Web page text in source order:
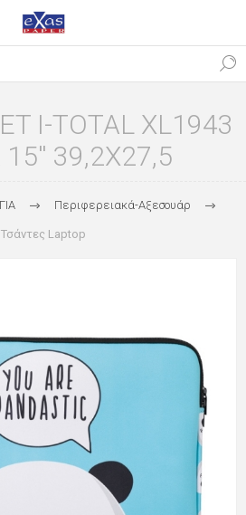
I-TOTAL XL1943
15'' 39,2X27,5
Περιφερειακά-Αξεσουάρ
Τσάντες Laptop